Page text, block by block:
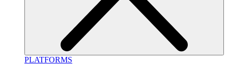
PLATFORMS